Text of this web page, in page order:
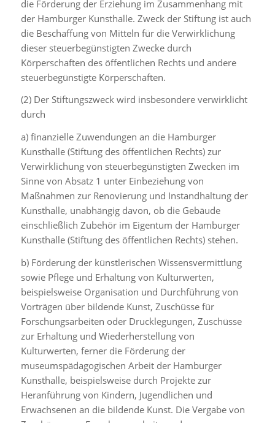
die Förderung der Erziehung im Zusammenhang mit
der Hamburger Kunsthalle. Zweck der Stiftung ist auch
die Beschaffung von Mitteln für die Verwirklichung
dieser steuerbegünstigten Zwecke durch
Körperschaften des öffentlichen Rechts und andere
steuerbegünstigte Körperschaften.
(2) Der Stiftungszweck wird insbesondere verwirklicht
durch
a) finanzielle Zuwendungen an die Hamburger
Kunsthalle (Stiftung des öffentlichen Rechts) zur
Verwirklichung von steuerbegünstigten Zwecken im
Sinne von Absatz 1 unter Einbeziehung von
Maßnahmen zur Renovierung und Instandhaltung der
Kunsthalle, unabhängig davon, ob die Gebäude
einschließlich Zubehör im Eigentum der Hamburger
Kunsthalle (Stiftung des öffentlichen Rechts) stehen.
b) Förderung der künstlerischen Wissensvermittlung
sowie Pflege und Erhaltung von Kulturwerten,
beispielsweise Organisation und Durchführung von
Vorträgen über bildende Kunst, Zuschüsse für
Forschungsarbeiten oder Drucklegungen, Zuschüsse
zur Erhaltung und Wiederherstellung von
Kulturwerten, ferner die Förderung der
museumspädagogischen Arbeit der Hamburger
Kunsthalle, beispielsweise durch Projekte zur
Heranführung von Kindern, Jugendlichen und
Erwachsenen an die bildende Kunst. Die Vergabe von